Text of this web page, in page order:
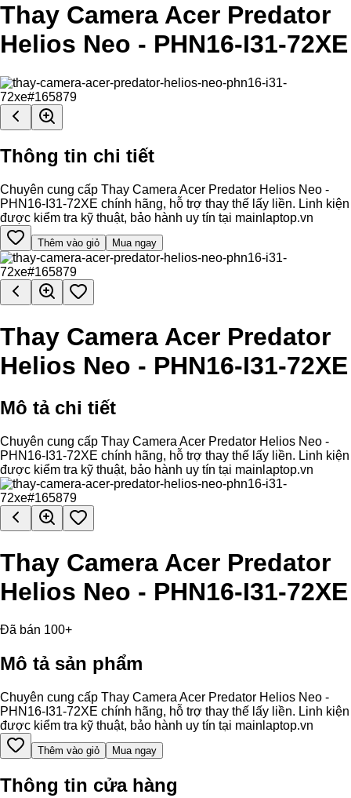
Thay Camera Acer Predator
Helios Neo - PHN16-I31-72XE
Thông tin chi tiết
Chuyên cung cấp Thay Camera Acer Predator Helios Neo -
PHN16-I31-72XE chính hãng, hỗ trợ thay thế lấy liền. Linh kiện
được kiểm tra kỹ thuật, bảo hành uy tín tại mainlaptop.vn
Thêm vào giỏ Mua ngay
Thay Camera Acer Predator
Helios Neo - PHN16-I31-72XE
Mô tả chi tiết
Chuyên cung cấp Thay Camera Acer Predator Helios Neo -
PHN16-I31-72XE chính hãng, hỗ trợ thay thế lấy liền. Linh kiện
được kiểm tra kỹ thuật, bảo hành uy tín tại mainlaptop.vn
Thay Camera Acer Predator
Helios Neo - PHN16-I31-72XE
Đã bán 100+
Mô tả sản phẩm
Chuyên cung cấp Thay Camera Acer Predator Helios Neo -
PHN16-I31-72XE chính hãng, hỗ trợ thay thế lấy liền. Linh kiện
được kiểm tra kỹ thuật, bảo hành uy tín tại mainlaptop.vn
Thêm vào giỏ Mua ngay
Thông tin cửa hàng